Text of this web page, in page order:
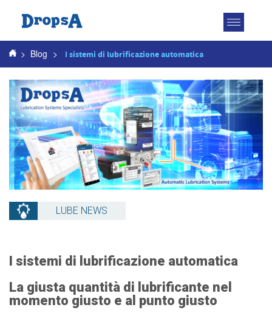
Attiva
> Blog > I sistemi di lubrificazione automatica
LUBE NEWS
I sistemi di lubrificazione automatica
La giusta quantità di lubrificante nel
momento giusto e al punto giusto